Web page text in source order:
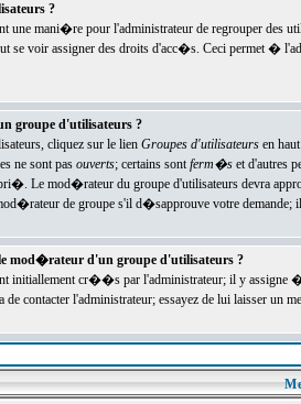
?
une mani�re pour l'administrateur de regrouper des
se voir assigner des droits d'acc�s. Ceci permet
groupe d'utilisateurs ?
cliquez sur le lien Groupes d'utilisateursen haut
ne sont pas ouverts; certains sontferm�set d'autres
Le mod�rateur du groupe d'utilisateurs devra
de groupe s'il d�sapprouve votre demande;
mod�rateur d'un groupe d'utilisateurs ?
initiallement cr��s par l'administrateur; il y
contacter l'administrateur; essayez de lui laisser un